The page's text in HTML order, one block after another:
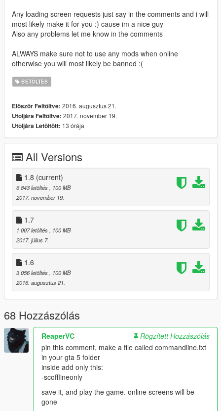
Any loading screen requests just say in the comments and i will
most likely make it for you :) cause im a nice guy
Also any problems let me know in the comments
ALWAYS make sure not to use any mods when online
otherwise you will most likely be banned :(
BETÖLTÉS
Először Feltöltve: 2016. augusztus 21.
Utoljára Feltöltve: 2017. november 19.
Utoljára Letöltött: 13 órája
All Versions
1.8 (current)
6 843 letöltés
, 100 MB
2017. november 19.
1.7
1 007 letöltés
, 100 MB
2017. július 7.
1.6
3 056 letöltés
, 100 MB
2016. augusztus 21.
68 Hozzászólás
ReaperVC
Rögzített Hozzászólás
pin this comment, make a file called commandline.txt
in your gta 5 folder
inside add only this:
-scofflineonly
save it, and play the game. online screens will be
gone